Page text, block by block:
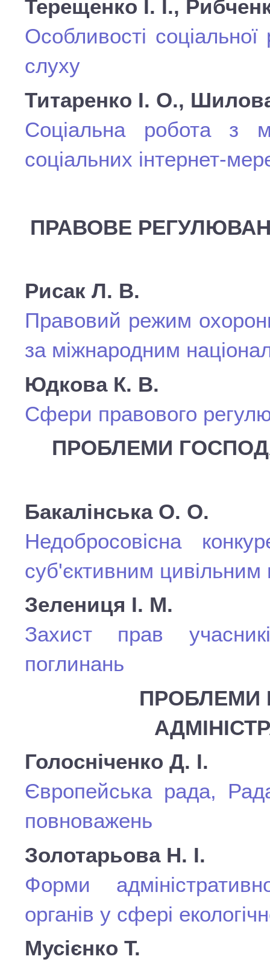
Терещенко І. І.,
Особливості
слуху
Титаренко І. О.,
Соціальна робота з
соціальних інтернет-
ПРАВОВЕ
Рисак Л. В.
Правовий режим
за міжнародним
Юдкова К. В.
Сфери правового
ПРОБЛЕМИ
Бакалінська О. О.
Недобросовісна
суб'єктивним
Зелениця І. М.
Захист прав
поглинань
ПРОБЛЕМИ
Голосніченко Д. І.
Європейська рада,
повноважень
Золотарьова Н. І.
Форми
органів у сфері
Мусієнко Т.